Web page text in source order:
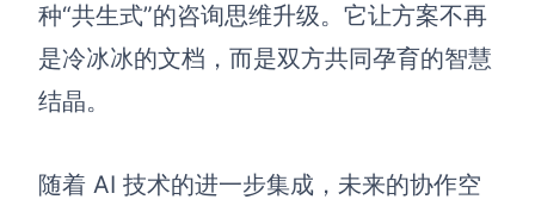
种“共生式”的咨询思维升级。它让方案不再
是冷冰冰的文档，而是双方共同孕育的智慧
结晶。
随着 AI 技术的进一步集成，未来的协作空